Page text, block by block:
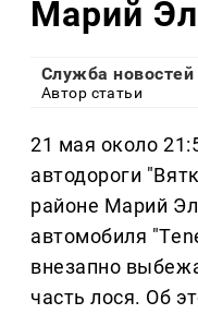
Марий Эл
Служба новостей
Автор статьи
21 мая около
автодороги
районе Марий
автомобиля
внезапно
часть лося. Об